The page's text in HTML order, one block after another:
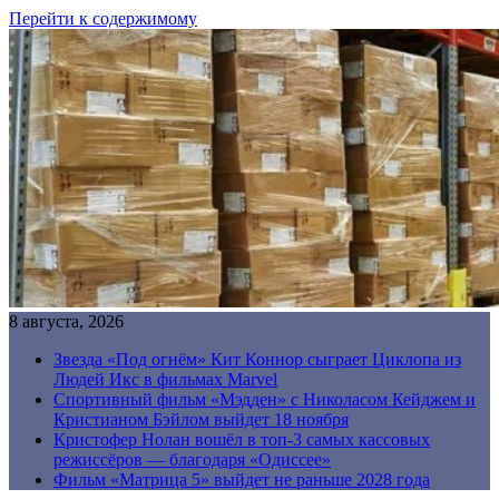
Перейти к содержимому
8 августа, 2026
Звезда «Под огнём» Кит Коннор сыграет Циклопа из
Людей Икс в фильмах Marvel
Спортивный фильм «Мэдден» с Николасом Кейджем и
Кристианом Бэйлом выйдет 18 ноября
Кристофер Нолан вошёл в топ-3 самых кассовых
режиссёров — благодаря «Одиссее»
Фильм «Матрица 5» выйдет не раньше 2028 года